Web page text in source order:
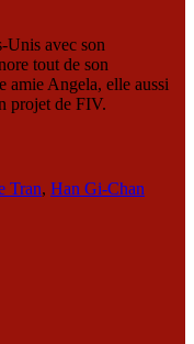
Unis avec son
tout de son
amie Angela, elle aussi
projet de FIV.
Tran, Han Gi-Chan